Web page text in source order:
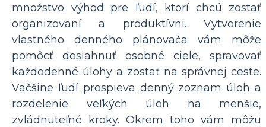
množstvo výhod pre ľudí, ktorí chcú zostať
organizovaní a produktívni. Vytvorenie
vlastného denného plánovača vám môže
pomôcť dosiahnuť osobné ciele, spravovať
každodenné úlohy a zostať na správnej ceste.
Väčšine ľudí prospieva denný zoznam úloh a
rozdelenie veľkých úloh na menšie,
zvládnuteľné kroky. Okrem toho vám môžu